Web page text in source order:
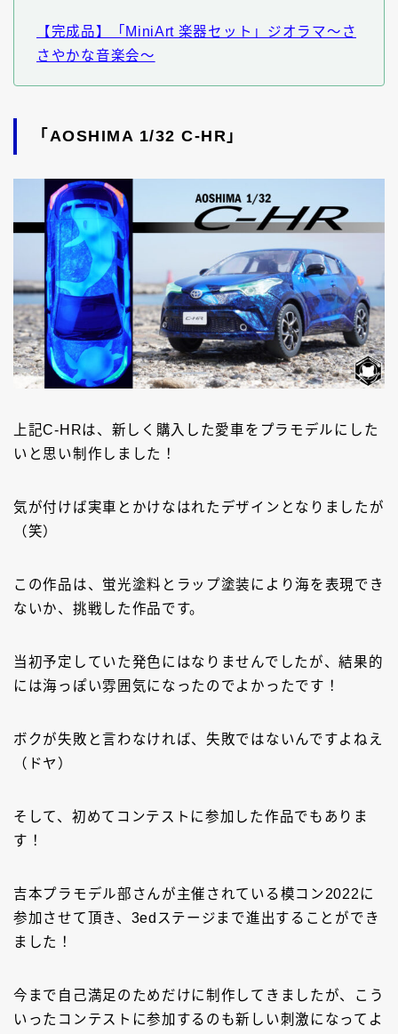
【完成品】「MiniArt 楽器セット」ジオラマ～さ
さやかな音楽会～
「AOSHIMA 1/32 C-HR」
上記C-HRは、新しく購入した愛車をプラモデルにした
いと思い制作しました！
気が付けば実車とかけなはれたデザインとなりましたが
（笑）
この作品は、蛍光塗料とラップ塗装により海を表現でき
ないか、挑戦した作品です。
当初予定していた発色にはなりませんでしたが、結果的
には海っぽい雰囲気になったのでよかったです！
ボクが失敗と言わなければ、失敗ではないんですよねえ
（ドヤ）
そして、初めてコンテストに参加した作品でもありま
す！
吉本プラモデル部さんが主催されている模コン2022に
参加させて頂き、3edステージまで進出することができ
ました！
今まで自己満足のためだけに制作してきましたが、こう
いったコンテストに参加するのも新しい刺激になってよ